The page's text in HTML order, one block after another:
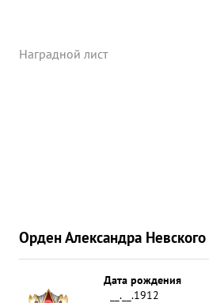
полковника тов.БОЛТАКС
Социалистической Родине
Наградной лист
Орден Александра Невского
Дата рождения
__.__.1912